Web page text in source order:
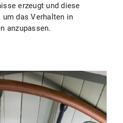
erzeugt und diese
das Verhalten in
anzupassen.